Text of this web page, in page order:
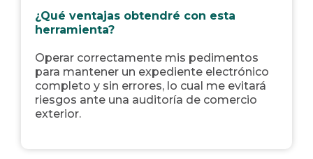
¿Qué ventajas obtendré con esta
herramienta?
Operar correctamente mis pedimentos
para mantener un expediente electrónico
completo y sin errores, lo cual me evitará
riesgos ante una auditoría de comercio
exterior.